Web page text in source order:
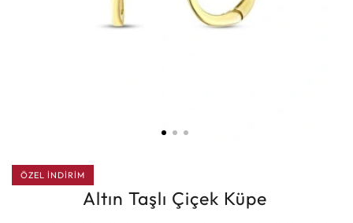
ÖZEL İNDİRİM
Altın Taşlı Çiçek Küpe